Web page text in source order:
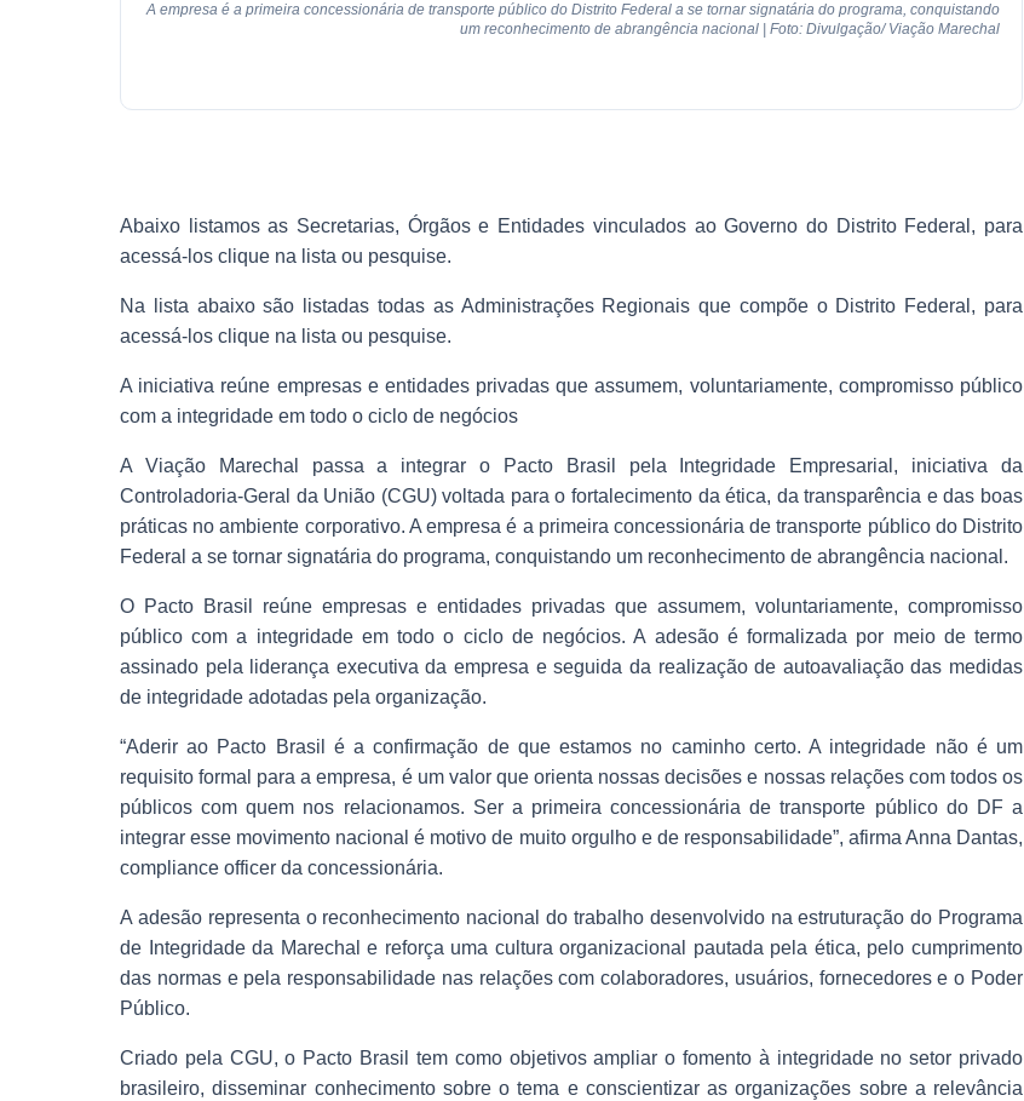
A empresa é a primeira concessionária de transporte público do Distrito Federal a se tornar signatária do programa, conquistando
um reconhecimento de abrangência nacional | Foto: Divulgação/ Viação Marechal
Abaixo listamos as Secretarias, Órgãos e Entidades vinculados ao Governo do Distrito Federal, para
acessá-los clique na lista ou pesquise.
Na lista abaixo são listadas todas as Administrações Regionais que compõe o Distrito Federal, para
acessá-los clique na lista ou pesquise.
A iniciativa reúne empresas e entidades privadas que assumem, voluntariamente, compromisso público
com a integridade em todo o ciclo de negócios
A Viação Marechal passa a integrar o Pacto Brasil pela Integridade Empresarial, iniciativa da
Controladoria-Geral da União (CGU) voltada para o fortalecimento da ética, da transparência e das boas
práticas no ambiente corporativo. A empresa é a primeira concessionária de transporte público do Distrito
Federal a se tornar signatária do programa, conquistando um reconhecimento de abrangência nacional.
O Pacto Brasil reúne empresas e entidades privadas que assumem, voluntariamente, compromisso
público com a integridade em todo o ciclo de negócios. A adesão é formalizada por meio de termo
assinado pela liderança executiva da empresa e seguida da realização de autoavaliação das medidas
de integridade adotadas pela organização.
“Aderir ao Pacto Brasil é a confirmação de que estamos no caminho certo. A integridade não é um
requisito formal para a empresa, é um valor que orienta nossas decisões e nossas relações com todos os
públicos com quem nos relacionamos. Ser a primeira concessionária de transporte público do DF a
integrar esse movimento nacional é motivo de muito orgulho e de responsabilidade”, afirma Anna Dantas,
compliance officer da concessionária.
A adesão representa o reconhecimento nacional do trabalho desenvolvido na estruturação do Programa
de Integridade da Marechal e reforça uma cultura organizacional pautada pela ética, pelo cumprimento
das normas e pela responsabilidade nas relações com colaboradores, usuários, fornecedores e o Poder
Público.
Criado pela CGU, o Pacto Brasil tem como objetivos ampliar o fomento à integridade no setor privado
brasileiro, disseminar conhecimento sobre o tema e conscientizar as organizações sobre a relevância